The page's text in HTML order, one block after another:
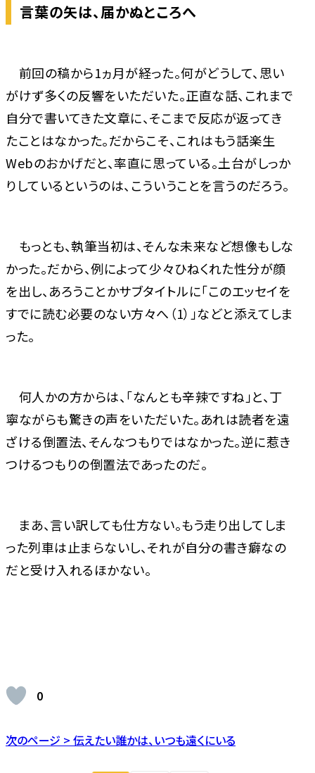
言葉の矢は、届かぬところへ
前回の稿から1ヵ月が経った。何がどうして、思い
がけず多くの反響をいただいた。正直な話、これまで
自分で書いてきた文章に、そこまで反応が返ってき
たことはなかった。だからこそ、これはもう話楽生
Webのおかげだと、率直に思っている。土台がしっか
りしているというのは、こういうことを言うのだろう。
もっとも、執筆当初は、そんな未来など想像もしな
かった。だから、例によって少々ひねくれた性分が顔
を出し、あろうことかサブタイトルに「このエッセイを
すでに読む必要のない方々へ（1）」などと添えてしま
った。
何人かの方からは、「なんとも辛辣ですね」と、丁
寧ながらも驚きの声をいただいた。あれは読者を遠
ざける倒置法、そんなつもりではなかった。逆に惹き
つけるつもりの倒置法であったのだ。
まあ、言い訳しても仕方ない。もう走り出してしま
った列車は止まらないし、それが自分の書き癖なの
だと受け入れるほかない。
0
次のページ > 伝えたい誰かは、いつも遠くにいる